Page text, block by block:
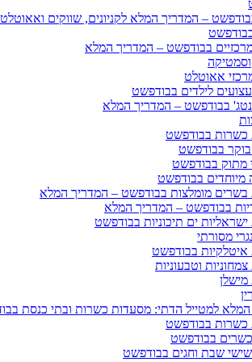
– המדריך המלא לקניונים, שווקים
בבודפשט
בבודפשט – המדריך המלא
אאוטלט
לילדים בבודפשט
בבודפשט – המדריך המלא
כשרות בבודפשט
בבודפשט
מתוק בבודפשט
מיוחדים בבודפשט
מומלצות בבודפשט – המדריך המלא
בבודפשט – המדריך המלא
ים תיכוניות בבודפשט
מסורתי
בבודפשט
וטבעוניות
למטייל הדתי: מסעדות כשרות ובתי כנסת
כשרות בבודפשט
בבודפשט
שבת וחגים בבודפשט